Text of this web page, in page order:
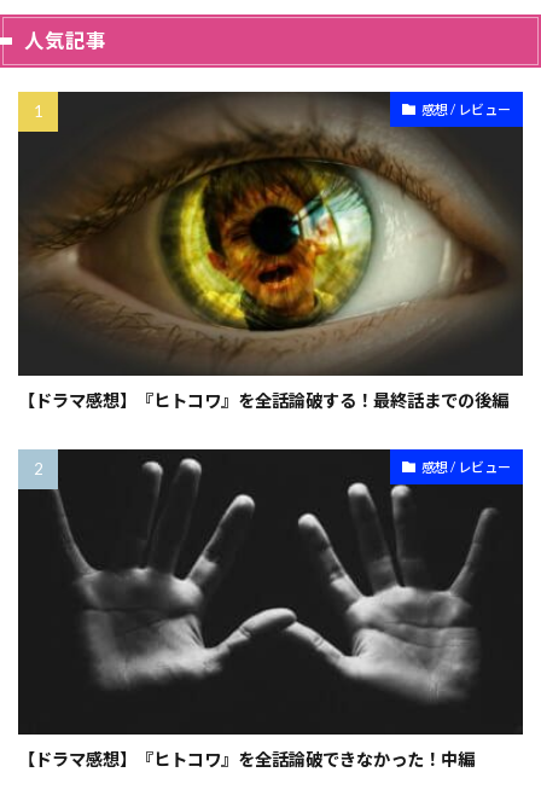
人気記事
感想 / レビュー
【ドラマ感想】『ヒトコワ』を全話論破する！最終話までの後編
感想 / レビュー
【ドラマ感想】『ヒトコワ』を全話論破できなかった！中編